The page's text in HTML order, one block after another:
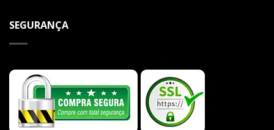
SEGURANÇA